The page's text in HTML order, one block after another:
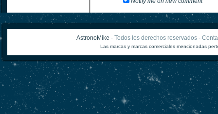
AstronoMike - Todos los derechos reservados-
Las marcas y marcas comerciales mencionadas